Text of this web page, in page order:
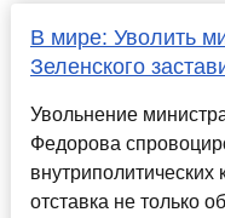
В мире: Уволить
Зеленского
Увольнение
Федорова
внутриполитических
отставка не только